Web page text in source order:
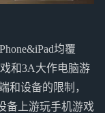
均覆
和3A大作电脑游
和设备的限制，
备上游玩手机游戏